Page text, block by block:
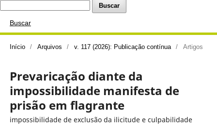
Buscar
Buscar
Início / Arquivos / v. 117 (2026): Publicação contínua / Artigos
Prevaricação diante da
impossibilidade manifesta de
prisão em flagrante
impossibilidade de exclusão da ilicitude e culpabilidade